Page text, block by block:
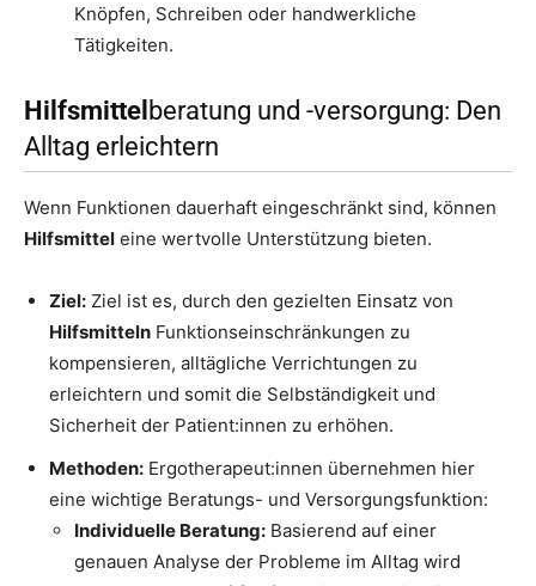
Knöpfen, Schreiben oder handwerkliche
Tätigkeiten.
Hilfsmittel beratung und -versorgung: Den
Alltag erleichtern
Wenn Funktionen dauerhaft eingeschränkt sind, können
Hilfsmittel eine wertvolle Unterstützung bieten.
Ziel: Ziel ist es, durch den gezielten Einsatz von
Hilfsmitteln Funktionseinschränkungen zu
kompensieren, alltägliche Verrichtungen zu
erleichtern und somit die Selbständigkeit und
Sicherheit der Patient:innen zu erhöhen.
Methoden: Ergotherapeut:innen übernehmen hier
eine wichtige Beratungs- und Versorgungsfunktion:
Individuelle Beratung: Basierend auf einer
genauen Analyse der Probleme im Alltag wird